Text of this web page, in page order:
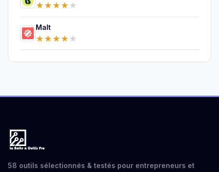
★ ★ ★ ★ ★
Malt
★ ★ ★ ★ ★
58 outils sélectionnés & testés pour entrepreneurs et